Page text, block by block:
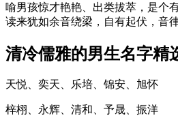
喻男孩惊才艳艳、出类拔萃，是个
读来犹如余音绕梁，自有起伏，音
清冷儒雅的男生名字精
天悦、奕天、乐培、锦安、旭怀
梓栩、永辉、清和、予晟、振洋